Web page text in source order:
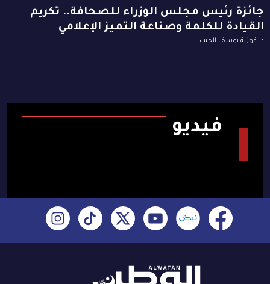
جائزة رئيس مجلس الوزراء للصحافة.. تكريم
القيادة للكلمة وصناعة التميز الإعلامي
د. فوزية يوسف الجيب
فيديو